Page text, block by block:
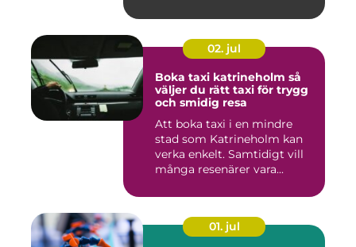
02. jul
Boka taxi katrineholm så
väljer du rätt taxi för trygg
och smidig resa
Att boka taxi i en mindre
stad som Katrineholm kan
verka enkelt. Samtidigt vill
många resenärer vara...
01. jul